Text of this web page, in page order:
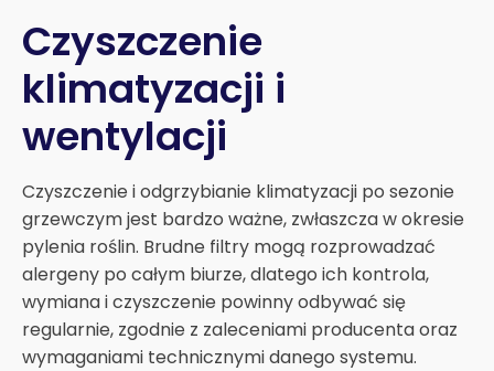
Czyszczenie
klimatyzacji i
wentylacji
Czyszczenie i odgrzybianie klimatyzacji po sezonie
grzewczym jest bardzo ważne, zwłaszcza w okresie
pylenia roślin. Brudne filtry mogą rozprowadzać
alergeny po całym biurze, dlatego ich kontrola,
wymiana i czyszczenie powinny odbywać się
regularnie, zgodnie z zaleceniami producenta oraz
wymaganiami technicznymi danego systemu.